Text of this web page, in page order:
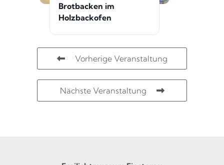
Brotbacken im
Holzbackofen
Vorherige Veranstaltung
Nächste Veranstaltung